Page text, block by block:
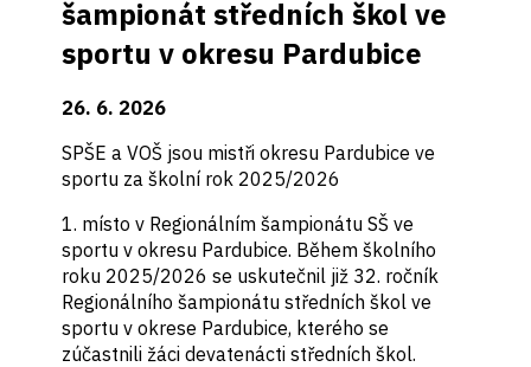
šampionát středních škol ve
sportu v okresu Pardubice
26. 6. 2026
SPŠE a VOŠ jsou mistři okresu Pardubice ve
sportu za školní rok 2025/2026
1. místo v Regionálním šampionátu SŠ ve
sportu v okresu Pardubice. Během školního
roku 2025/2026 se uskutečnil již 32. ročník
Regionálního šampionátu středních škol ve
sportu v okrese Pardubice, kterého se
zúčastnili žáci devatenácti středních škol.